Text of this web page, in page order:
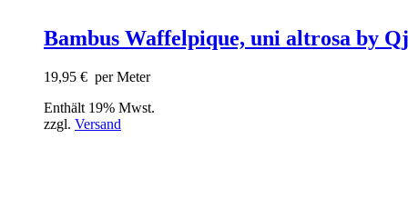
Bambus Waffelpique, uni altrosa by
19,95 € per Meter
Enthält 19% Mwst.
zzgl. Versand